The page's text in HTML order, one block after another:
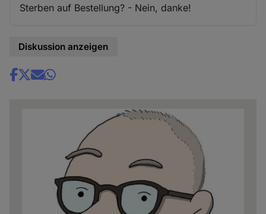
Sterben auf Bestellung? - Nein, danke!
Diskussion anzeigen
Share